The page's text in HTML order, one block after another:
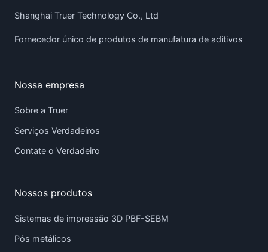
Shanghai Truer Technology Co., Ltd
Fornecedor único de produtos de manufatura de aditivos
Nossa empresa
Sobre a Truer
Serviços Verdadeiros
Contate o Verdadeiro
Nossos produtos
Sistemas de impressão 3D PBF-SEBM
Pós metálicos